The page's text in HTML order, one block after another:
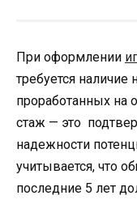
При оформлении
требуется
проработанных на
стаж — это
надежности
учитывается, что
последние 5 лет